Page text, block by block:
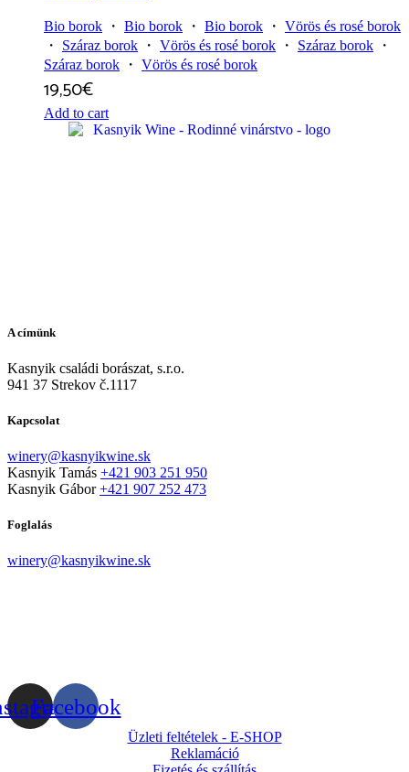
Bio borok ・ Bio borok ・ Bio borok ・ Vörös és rosé borok
・ Száraz borok ・ Vörös és rosé borok ・ Száraz borok ・
Száraz borok ・ Vörös és rosé borok
19,50€
Add to cart
A címünk
Kasnyik családi borászat, s.r.o.
941 37 Strekov č.1117
Kapcsolat
winery@kasnyikwine.sk
Kasnyik Tamás +421 903 251 950
Kasnyik Gábor+421 907 252 473
Foglalás
winery@kasnyikwine.sk
Facebook
Üzleti feltételek - E-SHOP
Reklamáció